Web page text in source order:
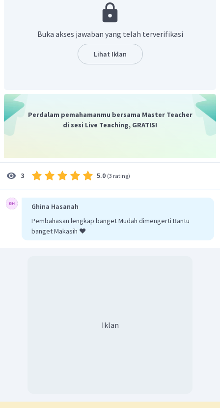
1811, Deandels harus diberhentikan dari jabatannya
dikarenakan penyelewengan dalam kasus penjualan tanah
kepemimpinan yang otoriter dan diktaktor.
Oleh karena itu, jawaban yang benar adalah A.
Buka akses jawaban yang telah terverifikasi
Lihat Iklan
Perdalam pemahamanmu bersama Master Teacher
di sesi Live Teaching, GRATIS!
3 5.0 (3 rating)
Ghina Hasanah
Pembahasan lengkap banget Mudah dimengerti Bantu
banget Makasih ❤️
Iklan